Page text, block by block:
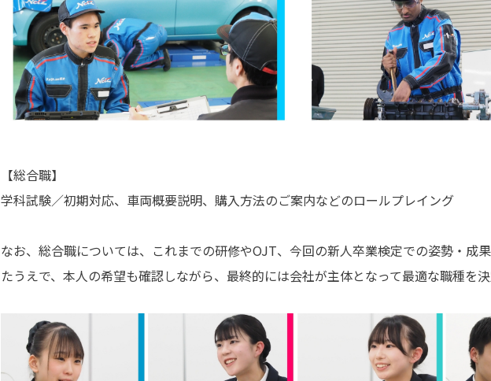
【総合職】
学科試験／初期対応、車両概要説明、購入方法のご案内などのロールプレイング
なお、総合職については、これまでの研修やOJT、今回の新人卒業検定での姿勢・成
たうえで、本人の希望も確認しながら、最終的には会社が主体となって最適な職種を決